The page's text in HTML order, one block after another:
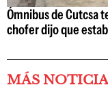
Ómnibus de Cutcsa
chofer dijo que
MÁS